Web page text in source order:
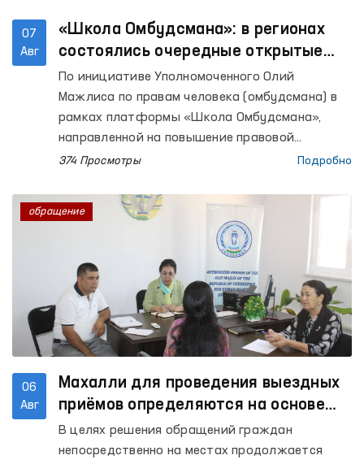
07
Авг
«Школа Омбудсмана»: в регионах
состоялись очередные открытые
встречи с гражданами
По инициативе Уполномоченного Олий
Мажлиса по правам человека (омбудсмана) в
рамках платформы «Школа Омбудсмана»,
направленной на повышение правовой
осведомлённости населения, продолжаются
374 Просмотры Подробно
06
Авг
Махалли для проведения выездных
приёмов определяются на основе
анализа обращений
В целях решения обращений граждан
непосредственно на местах продолжается
обращение